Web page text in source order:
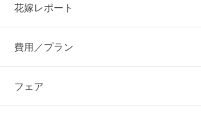
花嫁レポート
費用／プラン
フェア